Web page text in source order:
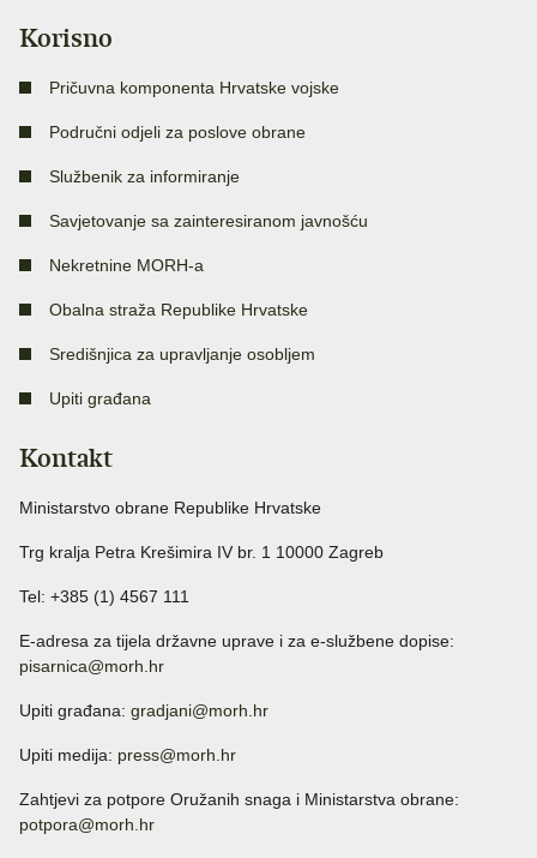
Korisno
Pričuvna komponenta Hrvatske vojske
Područni odjeli za poslove obrane
Službenik za informiranje
Savjetovanje sa zainteresiranom javnošću
Nekretnine MORH-a
Obalna straža Republike Hrvatske
Središnjica za upravljanje osobljem
Upiti građana
Kontakt
Ministarstvo obrane Republike Hrvatske
Trg kralja Petra Krešimira IV br. 1 10000 Zagreb
Tel: +385 (1) 4567 111
E-adresa za tijela državne uprave i za e-službene dopise:
pisarnica@morh.hr
Upiti građana: gradjani@morh.hr
Upiti medija: press@morh.hr
Zahtjevi za potpore Oružanih snaga i Ministarstva obrane:
potpora@morh.hr